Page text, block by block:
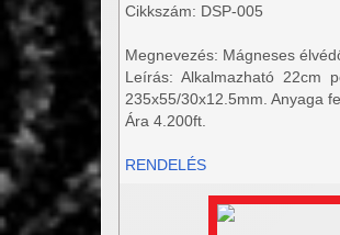
Cikkszám: DSP-005
Megnevezés: Mágneses
Leírás: Alkalmazható 22cm
235x55/30x12.5mm. Anyaga
Ára 4.200ft.
RENDELÉS